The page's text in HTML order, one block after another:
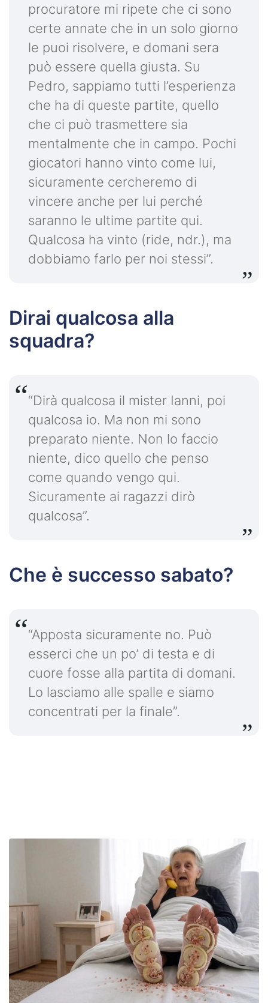
procuratore mi ripete che ci sono
certe annate che in un solo giorno
le puoi risolvere, e domani sera
può essere quella giusta. Su
Pedro, sappiamo tutti l’esperienza
che ha di queste partite, quello
che ci può trasmettere sia
mentalmente che in campo. Pochi
giocatori hanno vinto come lui,
sicuramente cercheremo di
vincere anche per lui perché
saranno le ultime partite qui.
Qualcosa ha vinto (ride, ndr.), ma
dobbiamo farlo per noi stessi”.
Dirai qualcosa alla
squadra?
“Dirà qualcosa il mister Ianni, poi
qualcosa io. Ma non mi sono
preparato niente. Non lo faccio
niente, dico quello che penso
come quando vengo qui.
Sicuramente ai ragazzi dirò
qualcosa”.
Che è successo sabato?
“Apposta sicuramente no. Può
esserci che un po’ di testa e di
cuore fosse alla partita di domani.
Lo lasciamo alle spalle e siamo
concentrati per la finale”.